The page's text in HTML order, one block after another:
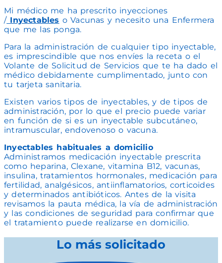
Mi médico me ha prescrito inyecciones
/Inyectables o Vacunas y necesito una Enfermera
que me las ponga.
Para la administración de cualquier tipo inyectable,
es imprescindible que nos envíes la receta o el
Volante de Solicitud de Servicios que te ha dado el
médico debidamente cumplimentado, junto con
tu tarjeta sanitaria.
Existen varios tipos de inyectables, y de tipos de
administración, por lo que el precio puede variar
en función de si es un inyectable subcutáneo,
intramuscular, endovenoso o vacuna.
Inyectables habituales a domicilio
Administramos medicación inyectable prescrita
como heparina, Clexane, vitamina B12, vacunas,
insulina, tratamientos hormonales, medicación para
fertilidad, analgésicos, antiinflamatorios, corticoides
y determinados antibióticos. Antes de la visita
revisamos la pauta médica, la vía de administración
y las condiciones de seguridad para confirmar que
el tratamiento puede realizarse en domicilio.
Lo más solicitado